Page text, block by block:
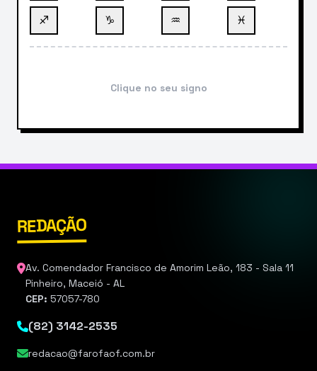
♐ ♑ ♒ ♓
Clique no seu signo
REDAÇÃO
Av. Comendador Francisco de Amorim Leão, 183 - Sala 11
Pinheiro, Maceió - AL
CEP: 57057-780
(82) 3142-2535
redacao@farofaof.com.br